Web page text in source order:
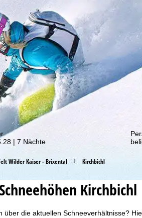
Rabatt-Aktionen!
| 7 Nächte
Wilder Kaiser - Brixental Kirchbichl
Kirchbichl
über die aktuellen Schneeverhältnisse?